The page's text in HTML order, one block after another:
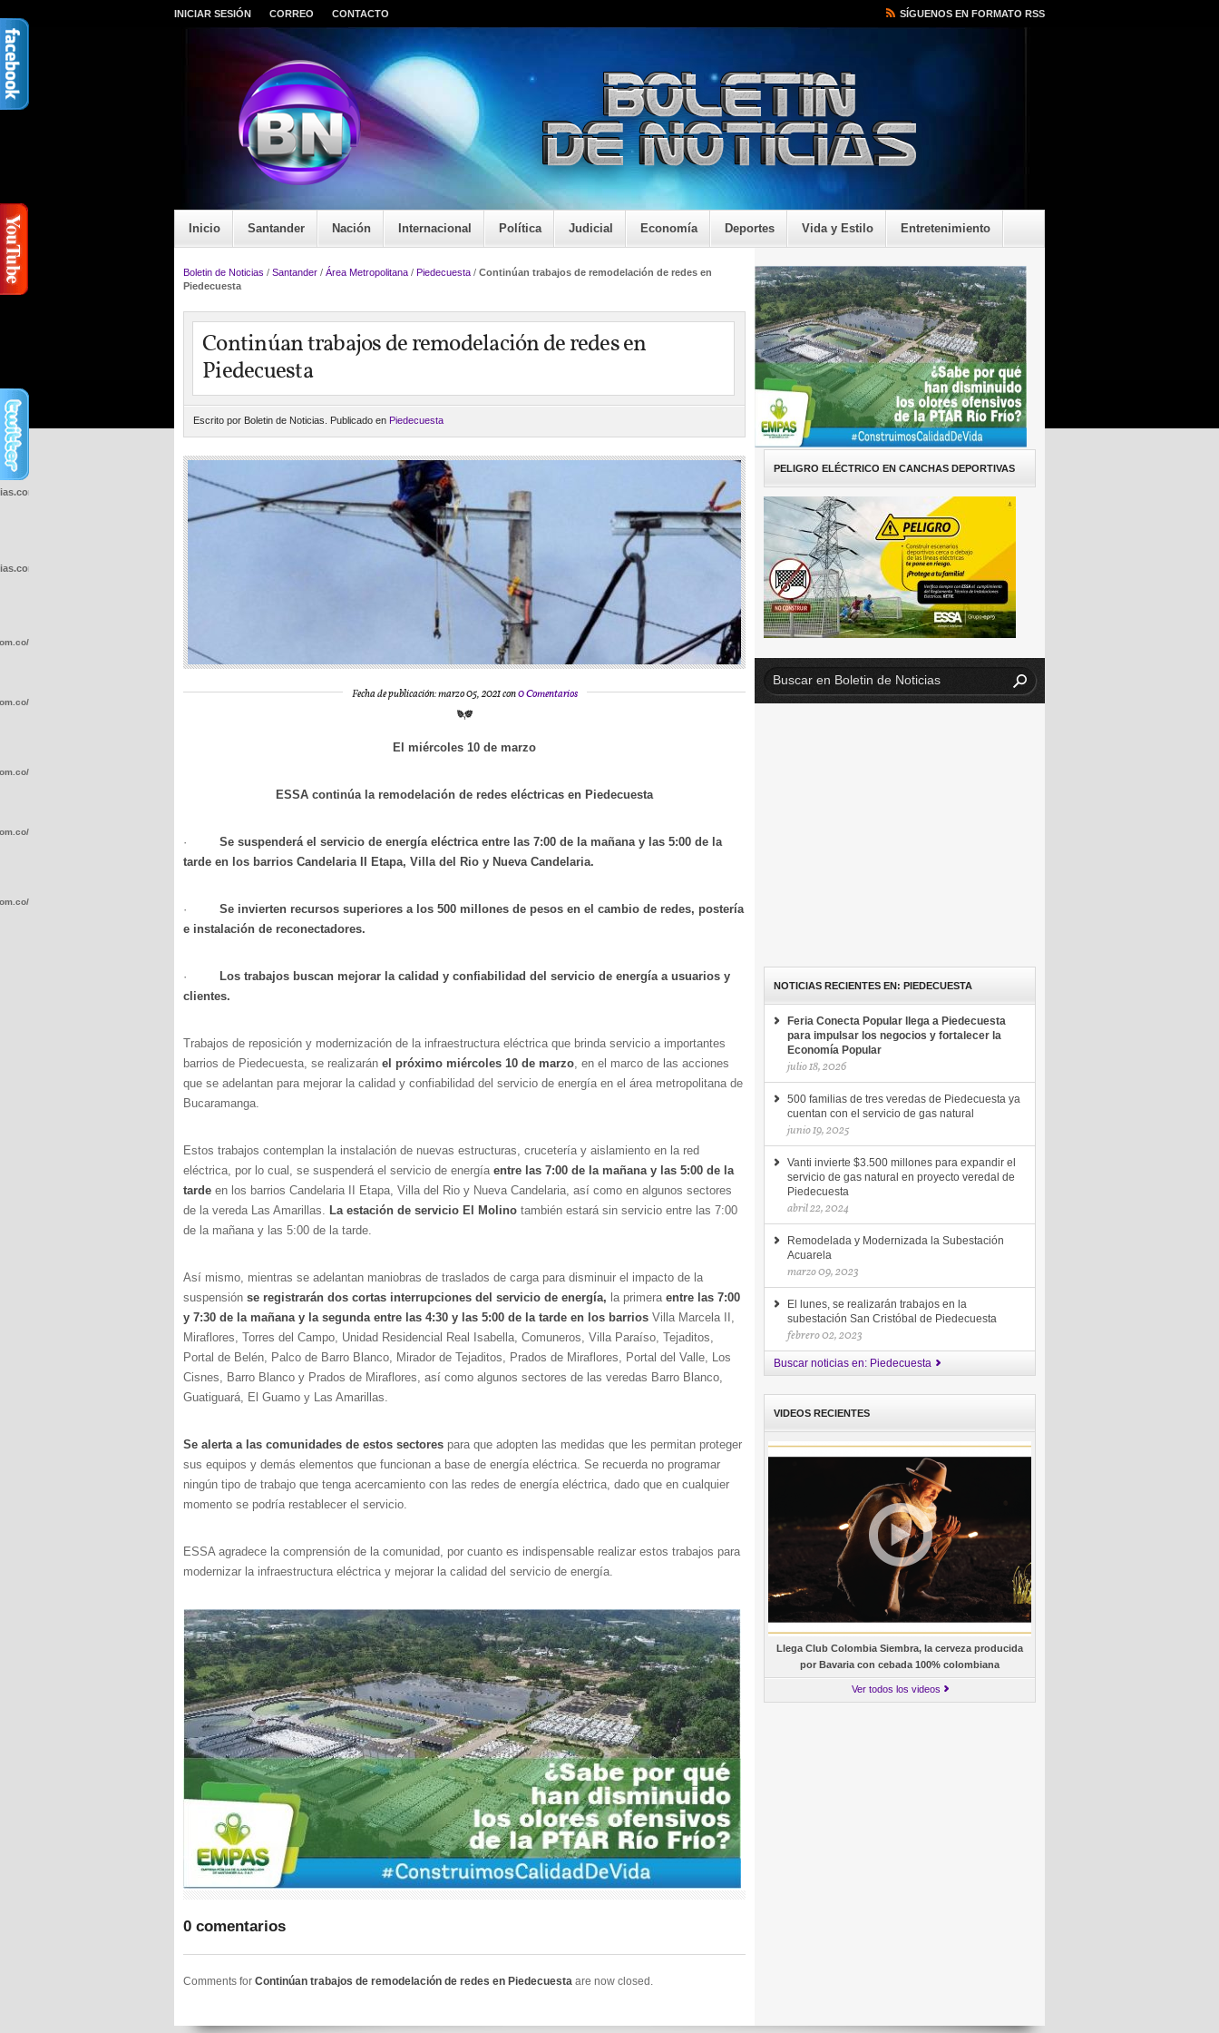
INICIAR SESIÓN CORREO CONTACTO SÍGUENOS EN FORMATO RSS
Inicio Santander Nación Internacional Política Judicial Economía Deportes Vida y Estilo Entretenimiento
Boletin de Noticias / Santander / Área Metropolitana / Piedecuesta / Continúan trabajos de remodelación de redes en
Piedecuesta
Continúan trabajos de remodelación de redes en
Piedecuesta
Escrito por Boletin de Noticias. Publicado en Piedecuesta
Fecha de publicación: marzo 05, 2021 con0 Comentarios
El miércoles 10 de marzo
ESSA continúa la remodelación de redes eléctricas en Piedecuesta
· Se suspenderá el servicio de energía eléctrica entre las 7:00 de la mañana y las 5:00 de la
tarde en los barrios Candelaria II Etapa, Villa del Rio y Nueva Candelaria.
· Se invierten recursos superiores a los 500 millones de pesos en el cambio de redes, postería
e instalación de reconectadores.
·
Los trabajos buscan mejorar la calidad y confiabilidad del servicio de energía a usuarios y
clientes.
Trabajos de reposición y modernización de la infraestructura eléctrica que brinda servicio a importantes
barrios de Piedecuesta, se realizarán el próximo miércoles 10 de marzo, en el marco de las acciones
que se adelantan para mejorar la calidad y confiabilidad del servicio de energía en el área metropolitana de
Bucaramanga.
Estos trabajos contemplan la instalación de nuevas estructuras, crucetería y aislamiento en la red
eléctrica, por lo cual, se suspenderá el servicio de energíaentre las 7:00 de la mañana y las 5:00 de la
tarde en los barrios Candelaria II Etapa, Villa del Rio y Nueva Candelaria, así como en algunos sectores
de la vereda Las Amarillas. La estación de servicio El Molino también estará sin servicio entre las 7:00
de la mañana y las 5:00 de la tarde.
Así mismo, mientras se adelantan maniobras de traslados de carga para disminuir el impacto de la
suspensión se registrarán dos cortas interrupciones del servicio de energía, la primeraentre las 7:00
y 7:30 de la mañana y la segunda entre las 4:30 y las 5:00 de la tarde en los barrios Villa Marcela II,
Miraflores, Torres del Campo, Unidad Residencial Real Isabella, Comuneros, Villa Paraíso, Tejaditos,
Portal de Belén, Palco de Barro Blanco, Mirador de Tejaditos, Prados de Miraflores, Portal del Valle, Los
Cisnes, Barro Blanco y Prados de Miraflores, así como algunos sectores de las veredas Barro Blanco,
Guatiguará, El Guamo y Las Amarillas.
Se alerta a las comunidades de estos sectores para que adopten las medidas que les permitan proteger
sus equipos y demás elementos que funcionan a base de energía eléctrica. Se recuerda no programar
ningún tipo de trabajo que tenga acercamiento con las redes de energía eléctrica, dado que en cualquier
momento se podría restablecer el servicio.
ESSA agradece la comprensión de la comunidad, por cuanto es indispensable realizar estos trabajos para
modernizar la infraestructura eléctrica y mejorar la calidad del servicio de energía.
0 comentarios
Comments for Continúan trabajos de remodelación de redes en Piedecuesta are now closed.
PELIGRO ELÉCTRICO EN CANCHAS DEPORTIVAS
NOTICIAS RECIENTES EN: PIEDECUESTA
Feria Conecta Popular llega a Piedecuesta
para impulsar los negocios y fortalecer la
Economía Popular
julio 18, 2026
500 familias de tres veredas de Piedecuesta ya
cuentan con el servicio de gas natural
junio 19, 2025
Vanti invierte $3.500 millones para expandir el
servicio de gas natural en proyecto veredal de
Piedecuesta
abril 22, 2024
Remodelada y Modernizada la Subestación
Acuarela
marzo 09, 2023
El lunes, se realizarán trabajos en la
subestación San Cristóbal de Piedecuesta
febrero 02, 2023
Buscar noticias en: Piedecuesta
VIDEOS RECIENTES
Llega Club Colombia Siembra, la cerveza producida
por Bavaria con cebada 100% colombiana
Ver todos los videos
wp-
wp-
wp-
wp-
wp-
wp-
wp-